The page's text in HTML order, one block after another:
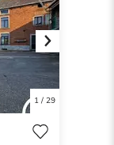
Next
1/ 29